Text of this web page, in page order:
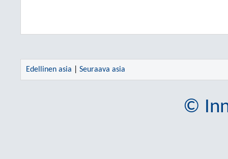
Edellinen asia Seuraava asia
©